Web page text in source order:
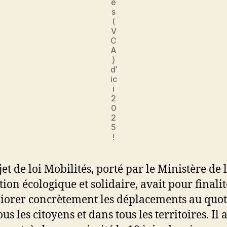
s
(
V
C
A
)
d’
ic
i
2
0
2
5
!
de loi Mobilités, porté par le Ministère de
écologique et solidaire, avait pour
concrètement les déplacements au
les citoyens et dans tous les territoires. Il